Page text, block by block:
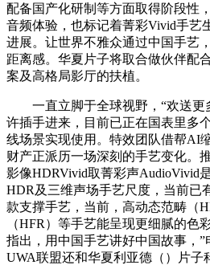
配备国产化研制等方面取得阶段性
音频体验，也标记着菁彩Vivid手艺
进展。让世界不雅众通过中国手艺
距离感。华夏片子将取合做伙伴配
案及高格局影厅的扶植。
一直立脚于全球视野，“欢送更
许插手进来，目前已正在国表里多
线场景实现使用。特效团队借帮AI
财产正派历一场深刻的手艺变化。
影像HDRVivid取菁彩声AudioVivid
HDR及三维声场手艺尺度，当前已
款支撑手艺，当前，高动态范畴（
（HFR）等手艺能呈现更细腻的色
指出，用中国手艺讲好中国故事，”
UWA联盟还和华夏利亚德（）片子